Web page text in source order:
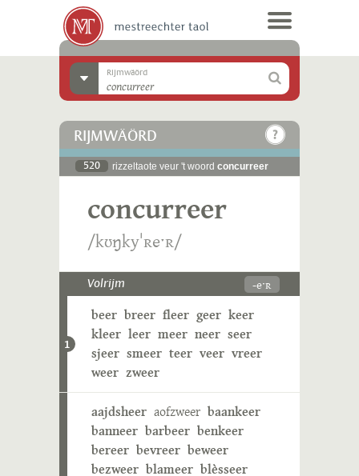
Rijmwäörd
RIJMWÄÖRD
520 rizzeltaote veur 't woord concurreer
concurreer
/kʊŋkyˈʀeˑʀ/
Volrijm -eˑʀ
1
beer breer fleer geer keer
kleer leer meer neer seer
sjeer smeer teer veer vreer
weer zweer
aajdsheer aofzweer baankeer
banneer barbeer benkeer
bereer bevreer beweer
bezweer blameer blèsseer